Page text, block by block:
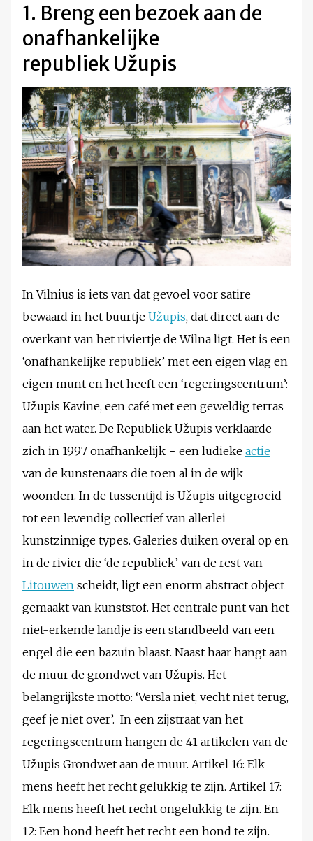
1. Breng een bezoek aan de
onafhankelijke
republiek Užupis
In Vilnius is iets van dat gevoel voor satire
bewaard in het buurtje Užupis, dat direct aan de
overkant van het riviertje de Wilna ligt. Het is een
‘onafhankelijke republiek’ met een eigen vlag en
eigen munt en het heeft een ‘regeringscentrum’:
Užupis Kavine, een café met een geweldig terras
aan het water. De Republiek Užupis verklaarde
zich in 1997 onafhankelijk − een ludieke actie
van de kunstenaars die toen al in de wijk
woonden. In de tussentijd is Užupis uitgegroeid
tot een levendig collectief van allerlei
kunstzinnige types. Galeries duiken overal op en
in de rivier die ‘de republiek’ van de rest van
Litouwen scheidt, ligt een enorm abstract object
gemaakt van kunststof. Het centrale punt van het
niet-erkende landje is een standbeeld van een
engel die een bazuin blaast. Naast haar hangt aan
de muur de grondwet van Užupis. Het
belangrijkste motto: ‘Versla niet, vecht niet terug,
geef je niet over’. In een zijstraat van het
regeringscentrum hangen de 41 artikelen van de
Užupis Grondwet aan de muur. Artikel 16: Elk
mens heeft het recht gelukkig te zijn. Artikel 17:
Elk mens heeft het recht ongelukkig te zijn. En
12: Een hond heeft het recht een hond te zijn.